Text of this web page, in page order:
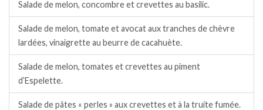
Salade de melon, concombre et crevettes au basilic.
Salade de melon, tomate et avocat aux tranches de chèvre
lardées, vinaigrette au beurre de cacahuète.
Salade de melon, tomates et crevettes au piment
d’Espelette.
Salade de pâtes « perles » aux crevettes et à la truite fumée.